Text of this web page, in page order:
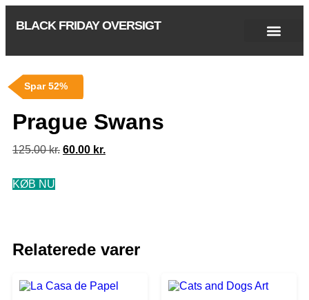
BLACK FRIDAY OVERSIGT
Spar 52%
Prague Swans
125.00kr. 60.00 kr.
KØB NU
Relaterede varer